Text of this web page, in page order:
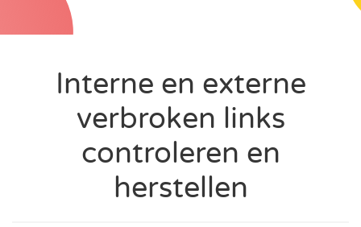
Interne en externe
verbroken links
controleren en
herstellen